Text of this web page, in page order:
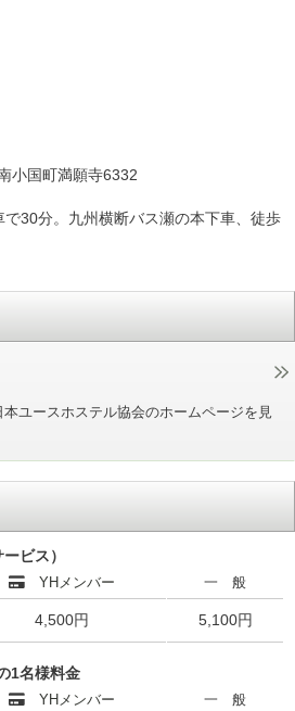
小国町満願寺6332
30分。九州横断バス瀬の本下車、徒歩
ユースホステル協会のホームページを見
ビス）
YHメンバー 一 般
4,500円 5,100円
1名様料金
YHメンバー 一 般